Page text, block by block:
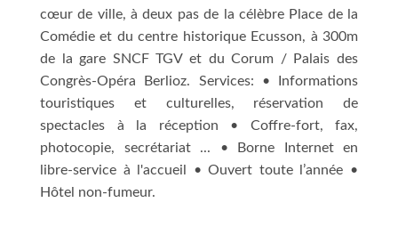
cœur de ville, à deux pas de la célèbre Place de la
Comédie et du centre historique Ecusson, à 300m
de la gare SNCF TGV et du Corum / Palais des
Congrès-Opéra Berlioz. Services: • Informations
touristiques et culturelles, réservation de
spectacles à la réception • Coffre-fort, fax,
photocopie, secrétariat ... • Borne Internet en
libre-service à l'accueil • Ouvert toute l’année •
Hôtel non-fumeur.